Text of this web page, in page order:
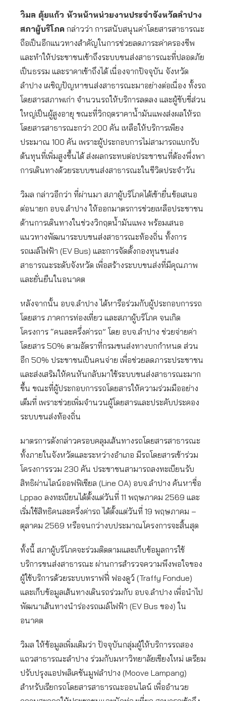
วิมล ตุ้ยแก้ว หัวหน้าหน่วยงานประจำจังหวัดลำปาง
สภาผู้บริโภค กล่าวว่า การสนับสนุนค่าโดยสารสาธารณะ
ถือเป็นอีกแนวทางสำคัญในการช่วยลดภาระค่าครองชีพ
และทำให้ประชาชนเข้าถึงระบบขนส่งสาธารณะที่ปลอดภัย
เป็นธรรม และราคาเข้าถึงได้ เนื่องจากปัจจุบัน จังหวัด
ลำปาง เผชิญปัญหาขนส่งสาธารณะมาอย่างต่อเนื่อง ทั้งรถ
โดยสารสภาพเก่า จำนวนรถให้บริการลดลง และผู้ขับขี่ส่วน
ใหญ่เป็นผู้สูงอายุ ขณะที่วิกฤตราคาน้ำมันแพงส่งผลให้รถ
โดยสารสาธารณะกว่า 200 คัน เหลือให้บริการเพียง
ประมาณ 100 คัน เพราะผู้ประกอบการไม่สามารถแบกรับ
ต้นทุนที่เพิ่มสูงขึ้นได้ ส่งผลกระทบต่อประชาชนที่ต้องพึ่งพา
การเดินทางด้วยระบบขนส่งสาธารณะในชีวิตประจำวัน
วิมล กล่าวอีกว่า ที่ผ่านมา สภาผู้บริโภคได้เข้ายื่นข้อเสนอ
ต่อนายก อบจ.ลำปาง ให้ออกมาตรการช่วยเหลือประชาชน
ด้านการเดินทางในช่วงวิกฤตน้ำมันแพง พร้อมเสนอ
แนวทางพัฒนาระบบขนส่งสาธารณะท้องถิ่น ทั้งการ
รถเมล์ไฟฟ้า (EV Bus) และการจัดตั้งกองทุนขนส่ง
สาธารณะระดับจังหวัด เพื่อสร้างระบบขนส่งที่มีคุณภาพ
และยั่นยืนในอนาคต
หลังจากนั้น อบจ.ลำปาง ได้หารือร่วมกับผู้ประกอบการรถ
โดยสาร ภาคการท่องเที่ยว และสภาผู้บริโภค จนเกิด
โครงการ “คนละครึ่งค่ารถ” โดย อบจ.ลำปาง ช่วยจ่ายค่า
โดยสาร 50% ตามอัตราที่กรมขนส่งทางบกกำหนด ส่วน
อีก 50% ประชาชนเป็นคนจ่าย เพื่อช่วยลดภาระประชาชน
และส่งเสริมให้คนหันกลับมาใช้ระบบขนส่งสาธารณะมาก
ขึ้น ขณะที่ผู้ประกอบการรถโดยสารให้ความร่วมมืออย่าง
เต็มที่ เพราะช่วยเพิ่มจำนวนผู้โดยสารและประคับประคอง
ระบบขนส่งท้องถิ่น
มาตรการดังกล่าวครอบคลุมเส้นทางรถโดยสารสาธารณะ
ทั้งภายในจังหวัดและระหว่างอำเภอ มีรถโดยสารเข้าร่วม
โครงการรวม 230 คัน ประชาชนสามารถลงทะเบียนรับ
สิทธิผ่านไลน์ออฟฟิเชียล (Line OA) อบจ.ลำปาง ค้นหาชื่อ
Lppao ลงทะเบียนได้ตั้งแต่วันที่ 11 พฤษภาคม 2569 และ
เริ่มใช้สิทธิคนละครึ่งค่ารถ ได้ตั้งแต่วันที่ 19 พฤษภาคม –
ตุลาคม 2569 หรือจนกว่างบประมาณโครงการจะสิ้นสุด
ทั้งนี้ สภาผู้บริโภคจะร่วมติดตามและเก็บข้อมูลการใช้
บริการขนส่งสาธารณะ ผ่านการสำรวจความพึงพอใจของ
ผู้ใช้บริการด้วยระบบทราฟฟี่ ฟองดูว์ (Traffy Fondue)
และเก็บข้อมูลเส้นทางเดินรถร่วมกับ อบจ.ลำปาง เพื่อนำไป
พัฒนาเส้นทางนำร่องรถเมล์ไฟฟ้า (EV Bus ของ) ใน
อนาคต
วิมล ให้ข้อมูลเพิ่มเติมว่า ปัจจุบันกลุ่มผู้ให้บริการรถสอง
แถวสาธารณะลำปาง ร่วมกับมหาวิทยาลัยเชียงใหม่ เตรียม
ปรับปรุงแอปพลิเคชันมูฟลำปาง (Moove Lampang)
สำหรับเรียกรถโดยสารสาธารณะออนไลน์ เพื่ออำนวย